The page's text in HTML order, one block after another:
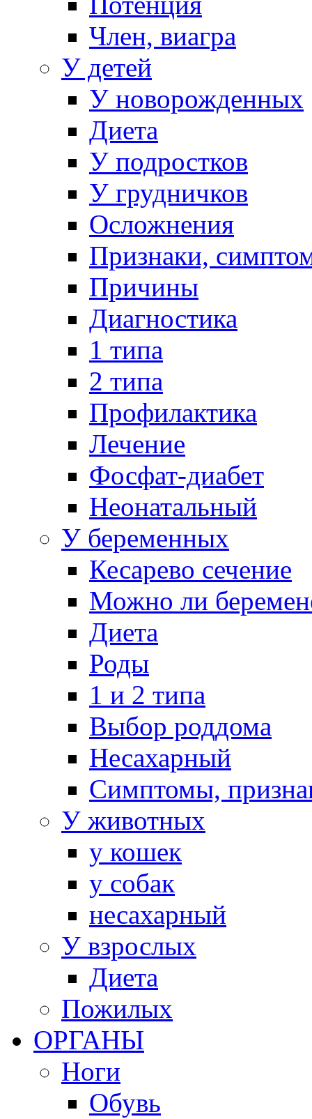
Член, виагра
У детей
У новорожденных
Диета
У подростков
У грудничков
Осложнения
Признаки,
Причины
Диагностика
1 типа
2 типа
Профилактика
Лечение
Фосфат-диабет
Неонатальный
У беременных
Кесарево сечение
Можно ли
Диета
Роды
1 и 2 типа
Выбор роддома
Несахарный
Симптомы,
У животных
у кошек
у собак
несахарный
У взрослых
Диета
Пожилых
ОРГАНЫ
Ноги
Обувь